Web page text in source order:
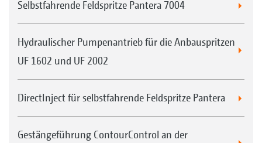
Selbstfahrende Feldspritze Pantera 7004
Hydraulischer Pumpenantrieb für die Anbauspritzen
UF 1602 und UF 2002
DirectInject für selbstfahrende Feldspritze Pantera
Gestängeführung ContourControl an der